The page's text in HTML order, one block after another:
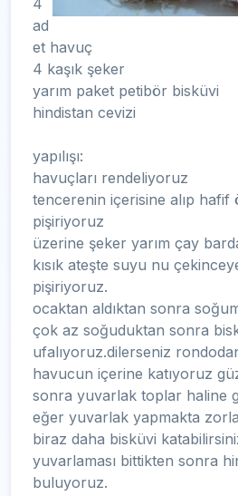
4
ad
et havuç
4 kaşık şeker
yarım paket petibör bisküvi
hindistan cevizi
yapılışı:
havuçları rendeliyoruz
tencerenin içerisine alıp hafif
pişiriyoruz
üzerine şeker yarım çay
kısık ateşte suyu nu
pişiriyoruz.
ocaktan aldıktan sonra
çok az soğuduktan sonra
ufalıyoruz.dilerseniz
havucun içerine katıyoruz
sonra yuvarlak toplar haline
eğer yuvarlak yapmakta
biraz daha bisküvi
yuvarlaması bittikten sonra
buluyoruz.